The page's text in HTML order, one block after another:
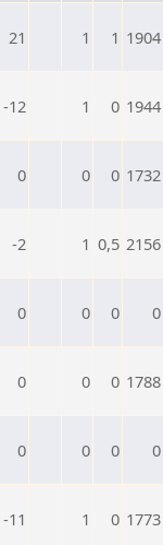
21 1 1 1904
-12 1 0 1944
0 0 0 1732
-2 1 0,5 2156
0 0 0 0
0 0 0 1788
0 0 0 0
-11 1 0 1773